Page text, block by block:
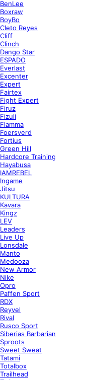
BenLee
Boxraw
BoyBo
Cleto Reyes
Cliff
Clinch
Dango Star
ESPADO
Everlast
Excenter
Expert
Fairtex
Fight Expert
Firuz
Fizuli
Flamma
Foersverd
Fortius
Green Hill
Hardcore Training
Hayabusa
IAMREBEL
Ingame
Jitsu
KULTURA
Kavara
Kingz
LEV
Leaders
Live Up
Lonsdale
Manto
Medooza
New Armor
Nike
Opro
Paffen Sport
RDX
Reyvel
Rival
Rusco Sport
Siberias Barbarian
Sproots
Sweet Sweat
Tatami
Totalbox
Trailhead